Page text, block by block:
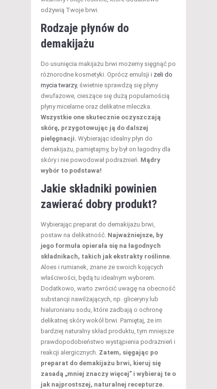
odżywią Twoje brwi.
Rodzaje płynów do
demakijażu
Do usunięcia makijażu brwi możemy sięgnąć po
różnorodne kosmetyki. Oprócz emulsji i żeli do
mycia twarzy, świetnie sprawdzą się płyny
dwufazowe, cieszące się dużą popularnością
płyny micelarne oraz delikatne mleczka.
Wszystkie one skutecznie oczyszczają
skórę, przygotowując ją do dalszej
pielęgnacji. Wybierając idealny płyn do
demakijażu, pamiętajmy, by był on łagodny dla
skóry i nie powodował podrażnień. Mądry
wybór to podstawa!
Jakie składniki powinien
zawierać dobry produkt?
Wybierając preparat do demakijażu brwi,
postaw na delikatność. Najważniejsze, by
jego formuła opierała się na łagodnych
składnikach, takich jak ekstrakty roślinne.
Aloes i rumianek, znane ze swoich kojących
właściwości, będą tu idealnym wyborem.
Dodatkowo, warto zwrócić uwagę na obecność
substancji nawilżających, np. gliceryny lub
hialuronianu sodu, które zadbają o ochronę
delikatnej skóry wokół brwi. Pamiętaj, że im
bardziej naturalny skład produktu, tym mniejsze
prawdopodobieństwo wystąpienia podrażnień i
reakcji alergicznych. Zatem, sięgając po
preparat do demakijażu brwi, kieruj się
zasadą „mniej znaczy więcej” i wybieraj te o
jak najprostszej, naturalnej recepturze.